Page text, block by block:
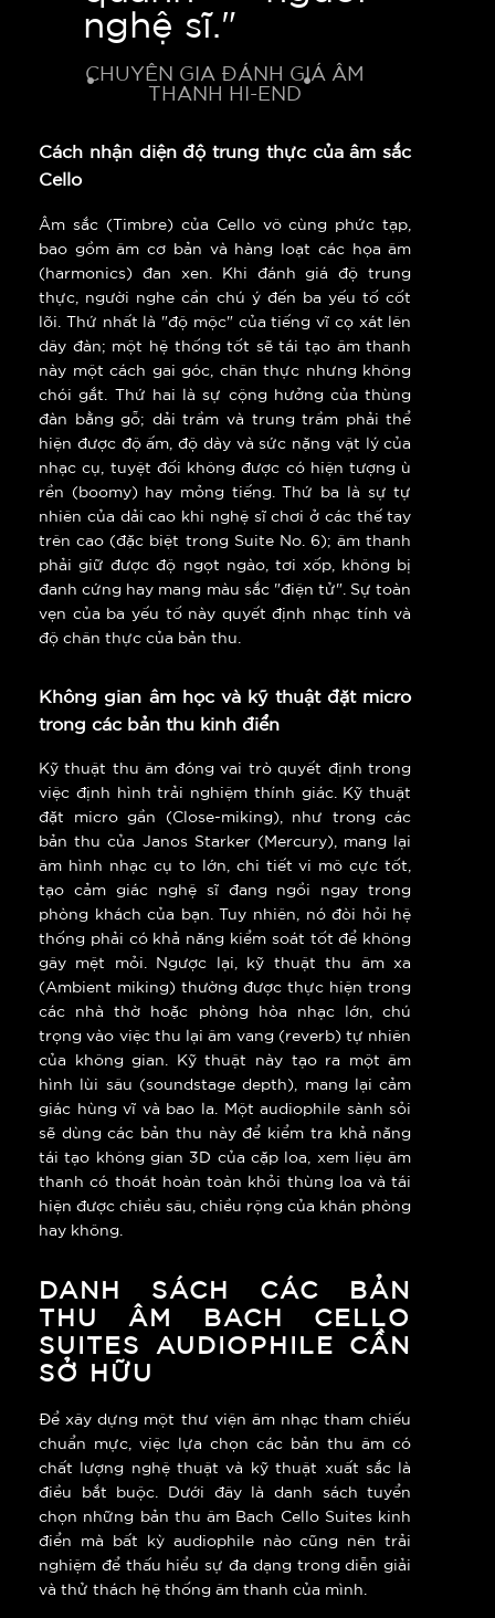
nghệ sĩ."
CHUYÊN GIA ĐÁNH GIÁ ÂM
THANH HI-END
Cách nhận diện độ trung thực của âm sắc
Cello
Âm sắc (Timbre) của Cello vô cùng phức tạp,
bao gồm âm cơ bản và hàng loạt các họa âm
(harmonics) đan xen. Khi đánh giá độ trung
thực, người nghe cần chú ý đến ba yếu tố cốt
lõi. Thứ nhất là "độ mộc" của tiếng vĩ cọ xát lên
dây đàn; một hệ thống tốt sẽ tái tạo âm thanh
này một cách gai góc, chân thực nhưng không
chói gắt. Thứ hai là sự cộng hưởng của thùng
đàn bằng gỗ; dải trầm và trung trầm phải thể
hiện được độ ấm, độ dày và sức nặng vật lý của
nhạc cụ, tuyệt đối không được có hiện tượng ù
rền (boomy) hay mỏng tiếng. Thứ ba là sự tự
nhiên của dải cao khi nghệ sĩ chơi ở các thế tay
trên cao (đặc biệt trong Suite No. 6); âm thanh
phải giữ được độ ngọt ngào, tơi xốp, không bị
đanh cứng hay mang màu sắc "điện tử". Sự toàn
vẹn của ba yếu tố này quyết định nhạc tính và
độ chân thực của bản thu.
Không gian âm học và kỹ thuật đặt micro
trong các bản thu kinh điển
Kỹ thuật thu âm đóng vai trò quyết định trong
việc định hình trải nghiệm thính giác. Kỹ thuật
đặt micro gần (Close-miking), như trong các
bản thu của Janos Starker (Mercury), mang lại
âm hình nhạc cụ to lớn, chi tiết vi mô cực tốt,
tạo cảm giác nghệ sĩ đang ngồi ngay trong
phòng khách của bạn. Tuy nhiên, nó đòi hỏi hệ
thống phải có khả năng kiểm soát tốt để không
gây mệt mỏi. Ngược lại, kỹ thuật thu âm xa
(Ambient miking) thường được thực hiện trong
các nhà thờ hoặc phòng hòa nhạc lớn, chú
trọng vào việc thu lại âm vang (reverb) tự nhiên
của không gian. Kỹ thuật này tạo ra một âm
hình lùi sâu (soundstage depth), mang lại cảm
giác hùng vĩ và bao la. Một audiophile sành sỏi
sẽ dùng các bản thu này để kiểm tra khả năng
tái tạo không gian 3D của cặp loa, xem liệu âm
thanh có thoát hoàn toàn khỏi thùng loa và tái
hiện được chiều sâu, chiều rộng của khán phòng
hay không.
DANH SÁCH CÁC BẢN
THU ÂM BACH CELLO
SUITES AUDIOPHILE CẦN
SỞ HỮU
Để xây dựng một thư viện âm nhạc tham chiếu
chuẩn mực, việc lựa chọn các bản thu âm có
chất lượng nghệ thuật và kỹ thuật xuất sắc là
điều bắt buộc. Dưới đây là danh sách tuyển
chọn những bản thu âm Bach Cello Suites kinh
điển mà bất kỳ audiophile nào cũng nên trải
nghiệm để thấu hiểu sự đa dạng trong diễn giải
và thử thách hệ thống âm thanh của mình.